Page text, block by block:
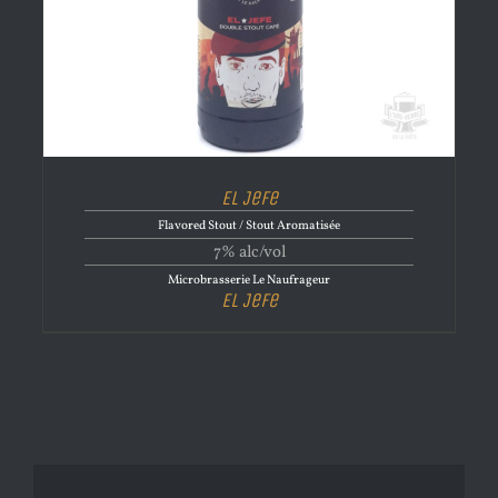
El Jefe
Flavored Stout / Stout Aromatisée
7% alc/vol
Microbrasserie Le Naufrageur
El Jefe